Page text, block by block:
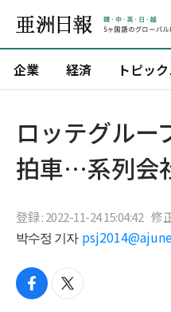
企業 経済 トピッ
ロッテグルー
拍車…系列会
登録 : 2022-11-24 15:04:42 修
박수정 기자
f
t